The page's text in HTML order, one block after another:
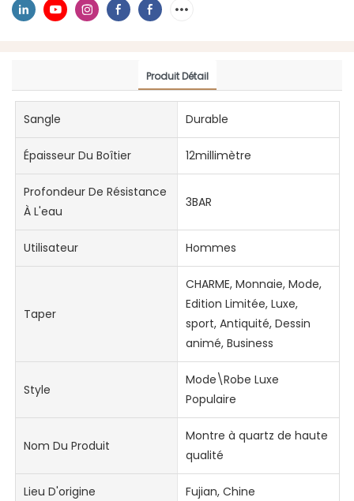
Produit Détail
Sangle Durable
Épaisseur Du Boîtier 12millimètre
Profondeur De Résistance
À L'eau
3BAR
Utilisateur Hommes
Taper
CHARME, Monnaie, Mode,
Edition Limitée, Luxe,
sport, Antiquité, Dessin
animé, Business
Style
Mode\Robe Luxe
Populaire
Nom Du Produit
Montre à quartz de haute
qualité
Lieu D'origine Fujian, Chine